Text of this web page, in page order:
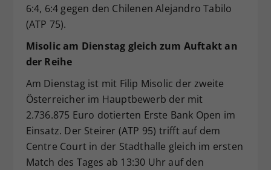
6:4, 6:4 gegen den Chilenen Alejandro Tabilo
(ATP 75).
Misolic am Dienstag gleich zum Auftakt an
der Reihe
Am Dienstag ist mit Filip Misolic der zweite
Österreicher im Hauptbewerb der mit
2.736.875 Euro dotierten Erste Bank Open im
Einsatz. Der Steirer (ATP 95) trifft auf dem
Centre Court in der Stadthalle gleich im ersten
Match des Tages ab 13:30 Uhr auf den